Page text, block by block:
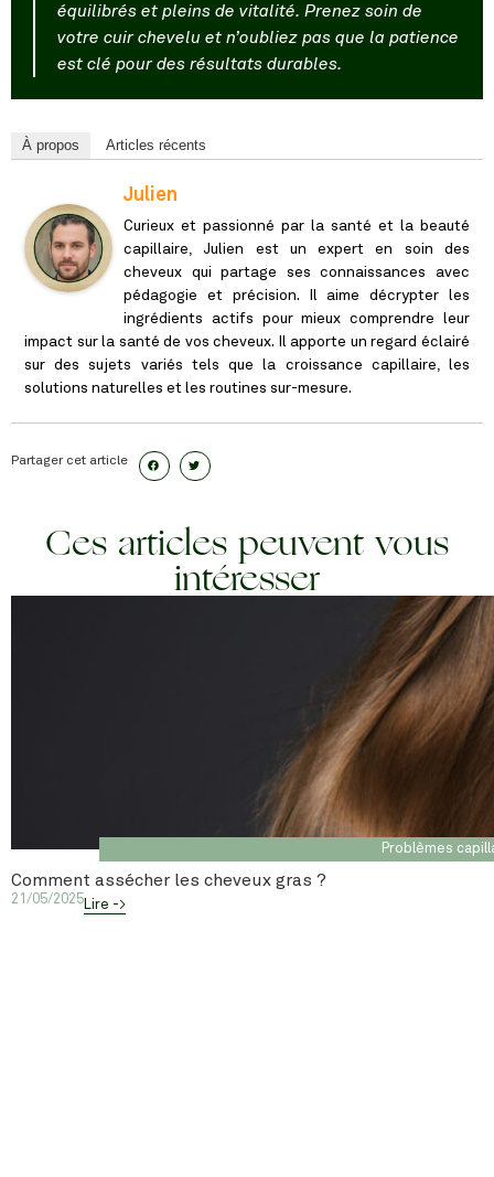
équilibrés et pleins de vitalité. Prenez soin de
votre cuir chevelu et n’oubliez pas que la patience
est clé pour des résultats durables.
À propos Articles récents
Julien
Curieux et passionné par la santé et la beauté
capillaire, Julien est un expert en soin des
cheveux qui partage ses connaissances avec
pédagogie et précision. Il aime décrypter les
ingrédients actifs pour mieux comprendre leur
impact sur la santé de vos cheveux. Il apporte un regard éclairé
sur des sujets variés tels que la croissance capillaire, les
solutions naturelles et les routines sur-mesure.
Partager cet article
Ces articles peuvent vous
intéresser
Problèmes
Comment assécher les cheveux gras ?
21/05/2025Lire ->